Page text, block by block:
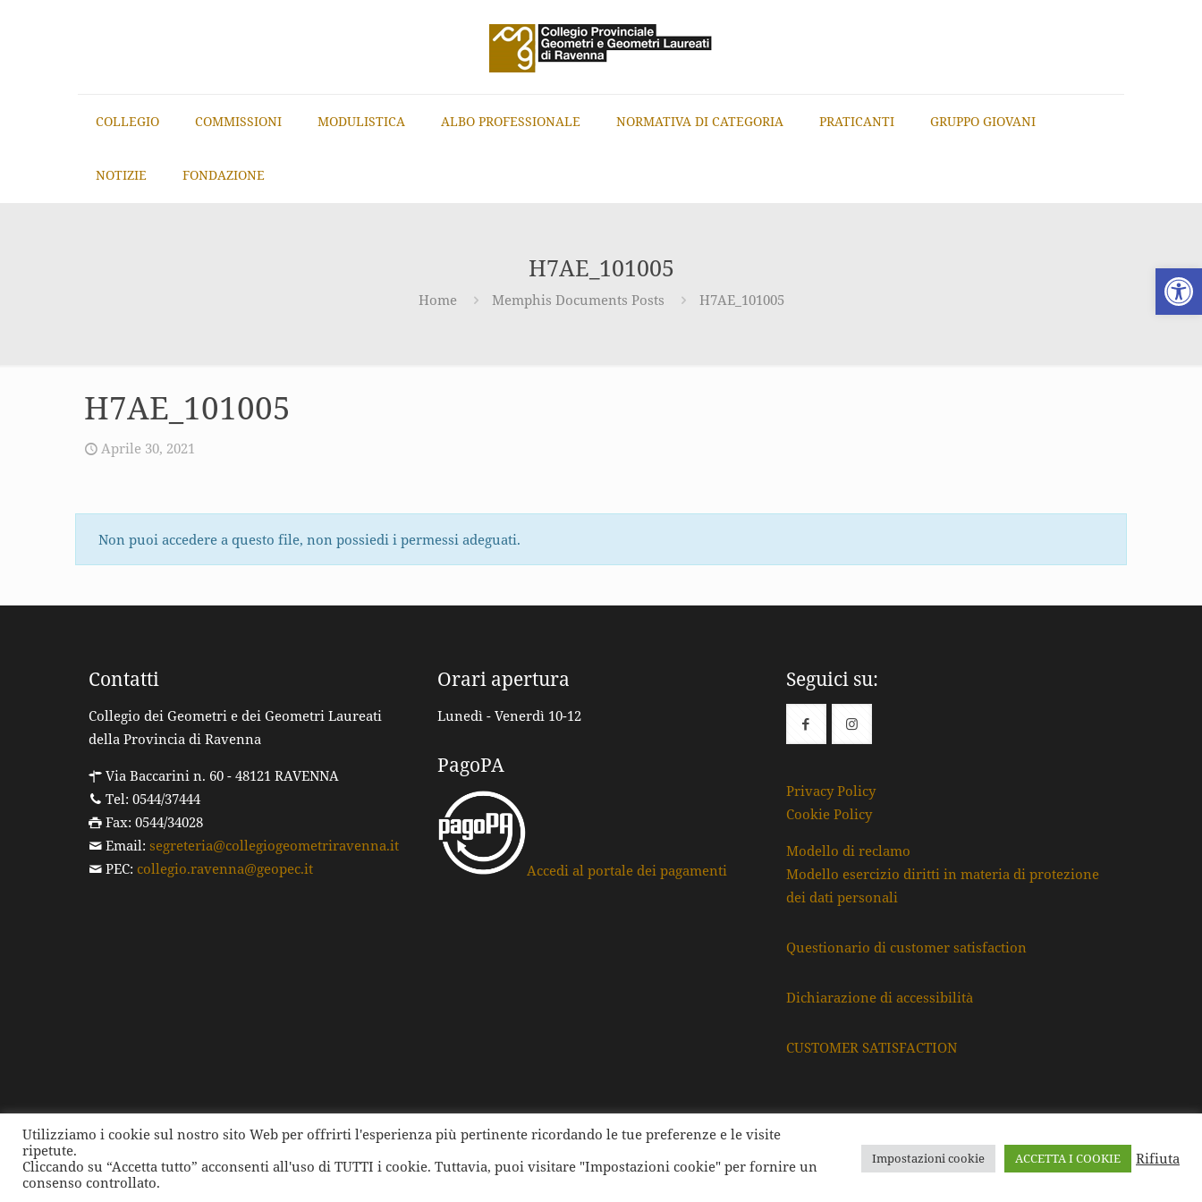
Apri
COLLEGIO COMMISSIONI MODULISTICA ALBO PROFESSIONALE NORMATIVA DI CATEGORIA PRATICANTI GRUPPO GIOVANI
NOTIZIE FONDAZIONE
H7AE_101005
Home Memphis Documents Posts H7AE_101005
H7AE_101005
Aprile 30, 2021
Non puoi accedere a questo file, non possiedi i permessi adeguati.
Contatti
Collegio dei Geometri e dei Geometri Laureati
della Provincia di Ravenna
Via Baccarini n. 60 - 48121 RAVENNA
Tel: 0544/37444
Fax: 0544/34028
Email: segreteria@collegiogeometriravenna.it
PEC: collegio.ravenna@geopec.it
Orari apertura
Lunedì - Venerdì 10-12
PagoPA
Accedi al portale dei pagamenti
Seguici su:
Privacy Policy
Cookie Policy
Modello di reclamo
Modello esercizio diritti in materia di protezione
dei dati personali
Questionario di customer satisfaction
Dichiarazione di accessibilità
CUSTOMER SATISFACTION
© 2026 Collegio dei Geometri e dei Geometri Laureati della Provincia di Ravenna | Tutti i diritti Riservati | Cod.F. e P.Iva: 80009220395
Utilizziamo i cookie sul nostro sito Web per offrirti l'esperienza più pertinente ricordando le tue preferenze e le visite
ripetute.
Cliccando su “Accetta tutto” acconsenti all'uso di TUTTI i cookie. Tuttavia, puoi visitare "Impostazioni cookie" per fornire un
consenso controllato.
Impostazioni cookie ACCETTA I COOKIE Rifiuta